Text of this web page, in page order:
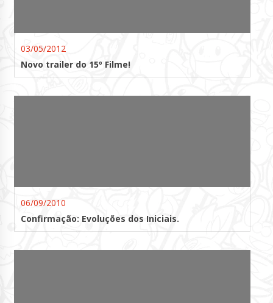
03/05/2012
Novo trailer do 15º Filme!
06/09/2010
Confirmação: Evoluções dos Iniciais.